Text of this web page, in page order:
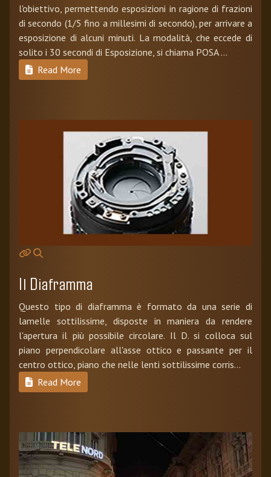
l'obiettivo, permettendo esposizioni in ragione di frazioni
di secondo (1/5 fino a millesimi di secondo), per arrivare a
esposizione di alcuni minuti. La modalità, che eccede di
solito i 30 secondi di Esposizione, si chiama POSA ...
Read More
Il Diaframma
Questo tipo di diaframma è formato da una serie di
lamelle sottilissime, disposte in maniera da rendere
l'apertura il più possibile circolare. Il D. si colloca sul
piano perpendicolare all'asse ottico e passante per il
centro ottico, piano che nelle lenti sottilissime corris...
Read More